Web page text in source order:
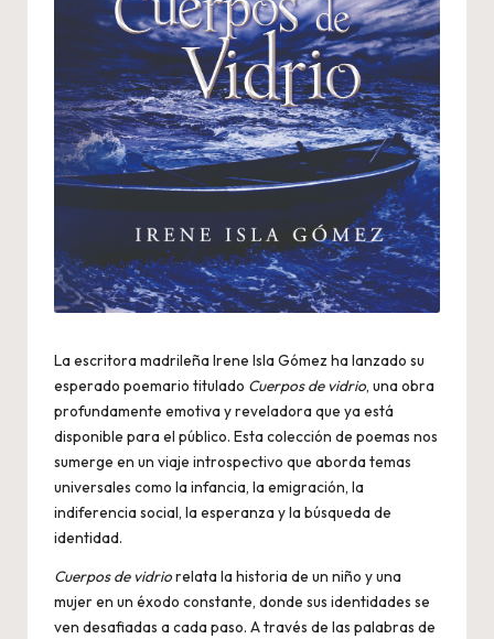
La escritora madrileña Irene Isla Gómez ha lanzado su
esperado poemario titulado Cuerpos de vidrio, una obra
profundamente emotiva y reveladora que ya está
disponible para el público. Esta colección de poemas nos
sumerge en un viaje introspectivo que aborda temas
universales como la infancia, la emigración, la
indiferencia social, la esperanza y la búsqueda de
identidad.
Cuerpos de vidriorelata la historia de un niño y una
mujer en un éxodo constante, donde sus identidades se
ven desafiadas a cada paso. A través de las palabras de